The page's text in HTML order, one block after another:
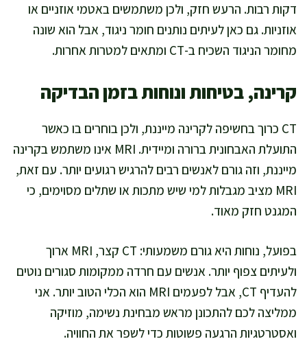
דקות רבות. הרעש חזק, ולכן משתמשים באטמי אוזניים או
אוזניות. גם כאן לעיתים נותנים חומר ניגוד, אבל הוא שונה
מחומר הניגוד השכיח ב-CT ומתאים למטרות אחרות.
קרינה, בטיחות ונוחות בזמן הבדיקה
CT כרוך בחשיפה לקרינה מייננת, ולכן בוחרים בו כאשר
התועלת האבחונית ברורה ומיידית. MRI אינו משתמש בקרינה
מייננת, וזה גורם לאנשים רבים להרגיש רגועים יותר. עם זאת,
MRI מציב מגבלות למי שיש מתכות או שתלים מסוימים, כי
המגנט חזק מאוד.
בפועל, נוחות היא גורם משמעותי: CT קצר, MRI ארוך
ולעיתים צפוף יותר. אנשים עם חרדה ממקומות סגורים נוטים
להעדיף CT, אבל לפעמים MRI הוא הכלי הטוב יותר. אני
ממליצה לכם להתכונן מראש מבחינת נשימה, מוזיקה
ואסטרטגיות הרגעה פשוטות כדי לשפר את החוויה.